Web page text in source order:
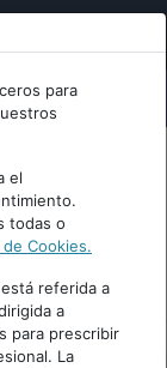
para
el
todas o
de Cookies.
referida a
a
para prescribir
La